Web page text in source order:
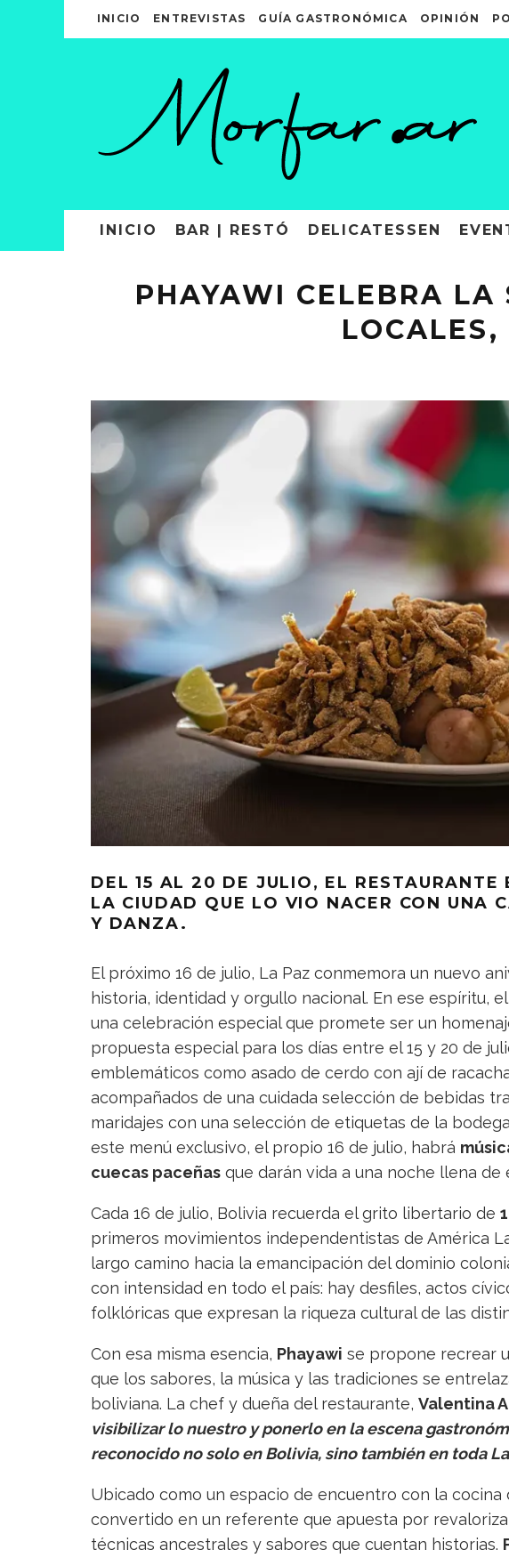
INICIO ENTREVISTAS GUÍA GASTRONÓMICA OPINIÓN
INICIO BAR | RESTÓ DELICATESSEN
PHAYAWI CELEBRA LA
DEL 15 AL 20 DE JULIO, EL
LA CIUDAD QUE LO VIO NACER CON UNA
Y DANZA.
El próximo 16 de julio, La Paz conmemora un nuevo
historia, identidad y orgullo nacional. En ese espíritu,
una celebración especial que promete ser un
propuesta especial para los días entre el 15 y 20 de
emblemáticos como asado de cerdo con ají de
acompañados de una cuidada selección de bebidas
maridajes con una selección de etiquetas de la
este menú exclusivo, el propio 16 de julio, habrá
cuecas paceñas que darán vida a una noche llena de
Cada 16 de julio, Bolivia recuerda el grito libertario de
primeros movimientos independentistas de América
largo camino hacia la emancipación del dominio
con intensidad en todo el país: hay desfiles, actos
folklóricas que expresan la riqueza cultural de las
Con esa misma esencia, Phayawi se propone recrear
que los sabores, la música y las tradiciones se
boliviana. La chef y dueña del restaurante, Valentina
visibilizar lo nuestro y ponerlo en la escena
reconocido no solo en Bolivia, sino también en toda
Ubicado como un espacio de encuentro con la cocina
convertido en un referente que apuesta por
técnicas ancestrales y sabores que cuentan historias.